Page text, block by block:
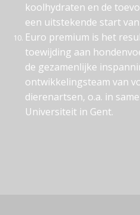
koolhydraten en de
een uitstekende start
Euro premium is het
toewijding aan
de gezamenlijke
ontwikkelingsteam van
dierenartsen, o.a. in
Universiteit in Gent.